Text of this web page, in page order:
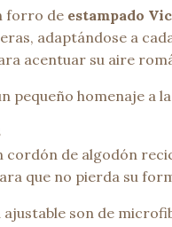
forro de estampado
adaptándose a
acentuar su aire
pequeño homenaje a
cordón de algodón
que no pierda su
ajustable son de